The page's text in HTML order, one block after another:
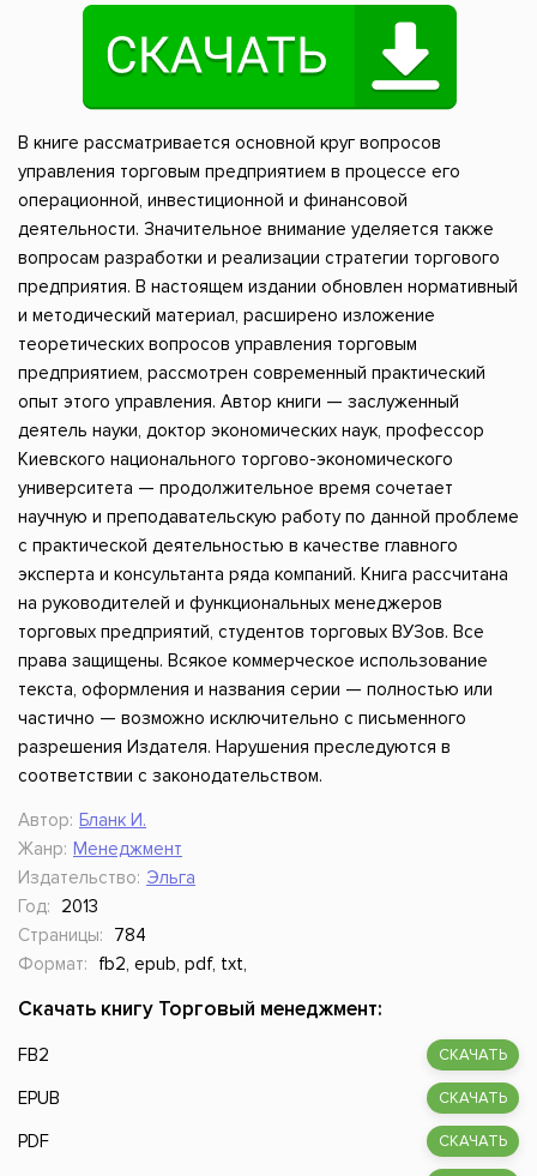
В книге рассматривается основной круг вопросов
управления торговым предприятием в процессе его
операционной, инвестиционной и финансовой
деятельности. Значительное внимание уделяется также
вопросам разработки и реализации стратегии торгового
предприятия. В настоящем издании обновлен нормативный
и методический материал, расширено изложение
теоретических вопросов управления торговым
предприятием, рассмотрен современный практический
опыт этого управления. Автор книги — заслуженный
деятель науки, доктор экономических наук, профессор
Киевского национального торгово-экономического
университета — продолжительное время сочетает
научную и преподавательскую работу по данной проблеме
с практической деятельностью в качестве главного
эксперта и консультанта ряда компаний. Книга рассчитана
на руководителей и функциональных менеджеров
торговых предприятий, студентов торговых ВУЗов. Все
права защищены. Всякое коммерческое использование
текста, оформления и названия серии — полностью или
частично — возможно исключительно с письменного
разрешения Издателя. Нарушения преследуются в
соответствии с законодательством.
Автор: Бланк И.
Жанр: Менеджмент
Издательство: Эльга
Год:
2013
Страницы:
784
Формат:
fb2, epub, pdf, txt,
Скачать книгу Торговый менеджмент:
FB2 СКАЧАТЬ
EPUB СКАЧАТЬ
PDF СКАЧАТЬ